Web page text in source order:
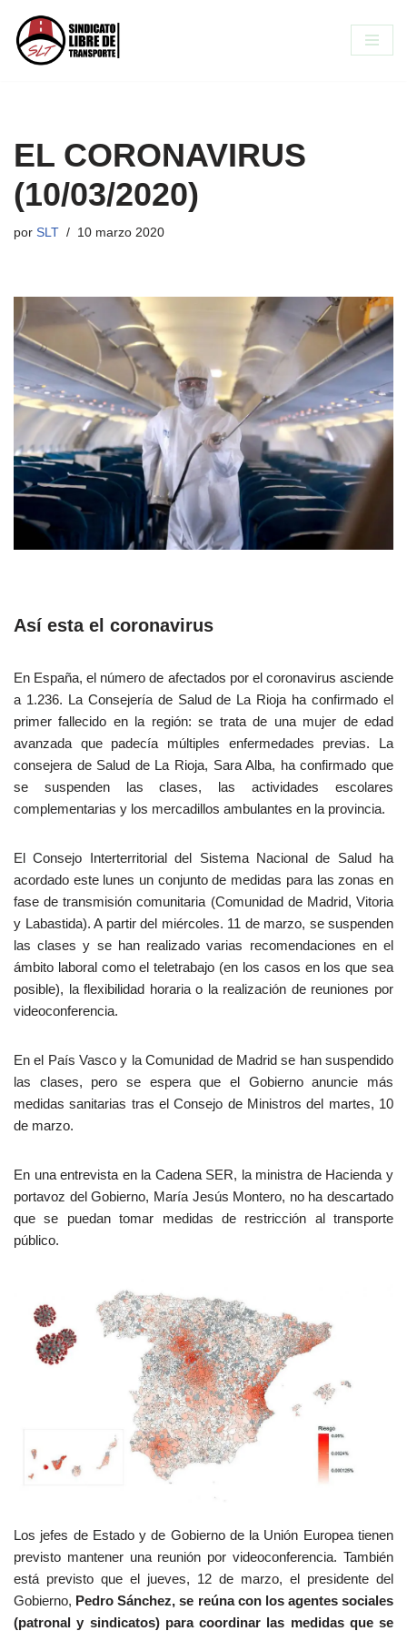
Saltar
EL CORONAVIRUS
(10/03/2020)
por SLT 10 marzo 2020
Así esta el coronavirus
En España, el número de afectados por el coronavirus asciende
a 1.236. La Consejería de Salud de La Rioja ha confirmado el
primer fallecido en la región: se trata de una mujer de edad
avanzada que padecía múltiples enfermedades previas. La
consejera de Salud de La Rioja, Sara Alba, ha confirmado que
se suspenden las clases, las actividades escolares
complementarias y los mercadillos ambulantes en la provincia.
El Consejo Interterritorial del Sistema Nacional de Salud ha
acordado este lunes un conjunto de medidas para las zonas en
fase de transmisión comunitaria (Comunidad de Madrid, Vitoria
y Labastida). A partir del miércoles. 11 de marzo, se suspenden
las clases y se han realizado varias recomendaciones en el
ámbito laboral como el teletrabajo (en los casos en los que sea
posible), la flexibilidad horaria o la realización de reuniones por
videoconferencia.
En el País Vasco y la Comunidad de Madrid se han suspendido
las clases, pero se espera que el Gobierno anuncie más
medidas sanitarias tras el Consejo de Ministros del martes, 10
de marzo.
En una entrevista en la Cadena SER, la ministra de Hacienda y
portavoz del Gobierno, María Jesús Montero, no ha descartado
que se puedan tomar medidas de restricción al transporte
público.
Los jefes de Estado y de Gobierno de la Unión Europea tienen
previsto mantener una reunión por videoconferencia. También
está previsto que el jueves, 12 de marzo, el presidente del
Gobierno, Pedro Sánchez, se reúna con los agentes sociales
(patronal y sindicatos) para coordinar las medidas que se